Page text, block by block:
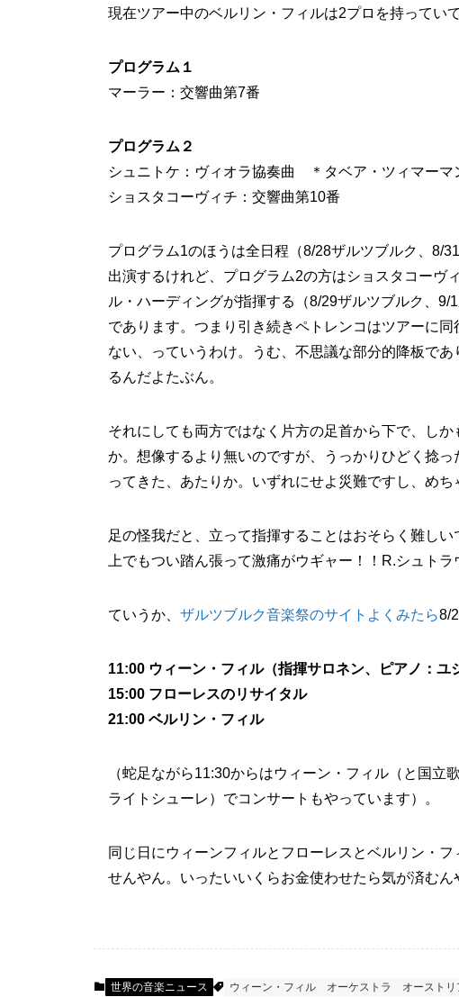
現在ツアー中のベルリン・フィルは2プロを持ってい
プログラム１
マーラー：交響曲第7番
プログラム２
シュニトケ：ヴィオラ協奏曲 ＊タベア・ツィマーマ
ショスタコーヴィチ：交響曲第10番
プログラム1のほうは全日程（8/28ザルツブルク、8/
出演するけれど、プログラム2の方はショスタコーヴ
ル・ハーディングが指揮する（8/29ザルツブルク、
であります。つまり引き続きペトレンコはツアーに
ない、っていうわけ。うむ、不思議な部分的降板で
るんだよたぶん。
それにしても両方ではなく片方の足首から下で、し
か。想像するより無いのですが、うっかりひどく捻
ってきた、あたりか。いずれにせよ災難ですし、めち
足の怪我だと、立って指揮することはおそらく難し
上でもつい踏ん張って激痛がウギャー！！R.シュトラ
ていうか、 ザルツブルク音楽祭のサイトよくみたら8/
11:00 ウィーン・フィル（指揮サロネン、ピアノ：ユ
15:00 フローレスのリサイタル
21:00 ベルリン・フィル
（蛇足ながら11:30からはウィーン・フィル（と国
ライトシューレ）でコンサートもやっています）。
同じ日にウィーンフィルとフローレスとベルリン・
せんやん。いったいいくらお金使わせたら気が済むん
世界の音楽ニュース ウィーン・フィル オーケストラ オーストリ